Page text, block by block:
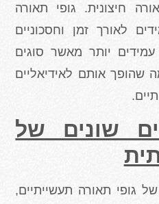
חיצונית. גופי תאורה
לאורך זמן וחסכוניים
יותר מאשר סוגים
שהופך אותם לאידיאליים
שונים של
גופי תאורה תעשייתיים,